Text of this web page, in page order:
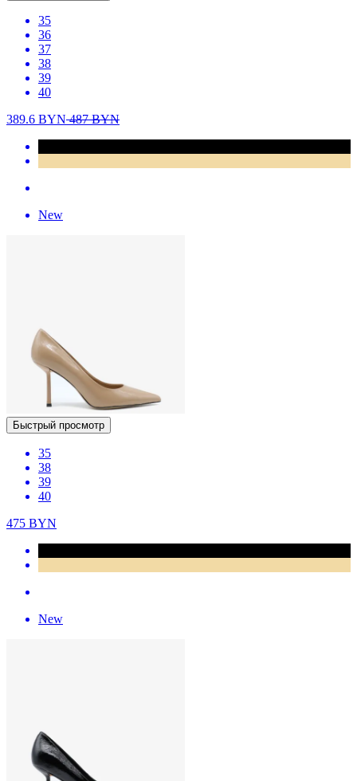
35
36
37
38
39
40
389.6 BYN487BYN
New
Быстрый просмотр
35
38
39
40
475 BYN
New